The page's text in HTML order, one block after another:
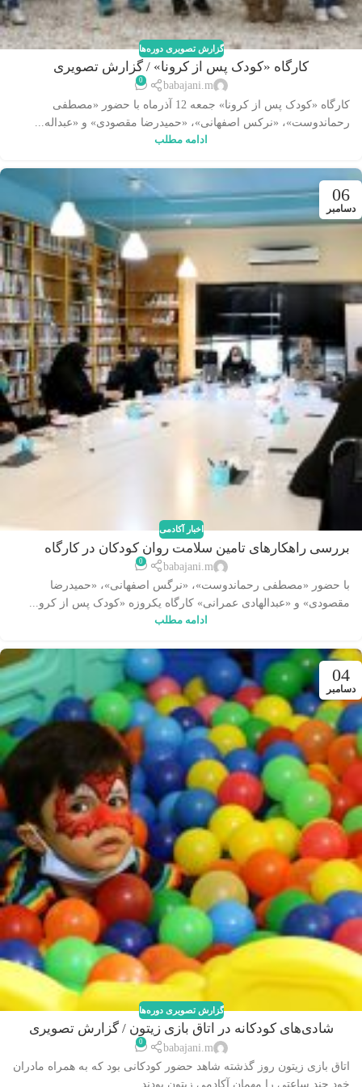
گزارش تصویری دوره‌ها
کارگاه «کودک پس از کرونا» / گزارش تصویری
babajani.m
0
کارگاه «کودک پس از کرونا» جمعه 12 آذرماه با حضور «مصطفی
رحماندوست»، «نرکس اصفهانی»، «حمیدرضا مقصودی» و «عبداله...
ادامه مطلب
06
دسامبر
اخبار آکادمی
بررسی راهکارهای تامین سلامت روان کودکان در کارگاه
babajani.m
0
با حضور «مصطفی رحماندوست»، «نرگس اصفهانی»، «حمیدرضا
مقصودی» و «عبدالهادی عمرانی» کارگاه یکروزه «کودک پس از کرو...
ادامه مطلب
04
دسامبر
گزارش تصویری دوره‌ها
شادی‌های کودکانه در اتاق بازی زیتون / گزارش تصویری
babajani.m
0
اتاق بازی زیتون روز گذشته شاهد حضور کودکانی بود که به همراه مادران
خود چند ساعتی را مهمان آکادمی زیتون بودند. ...